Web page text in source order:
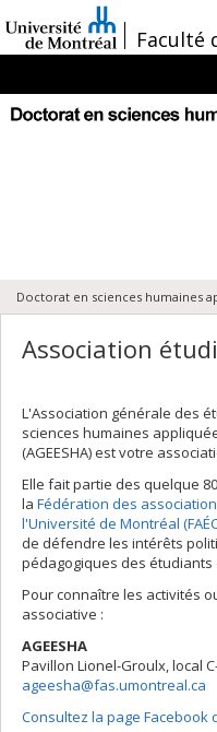
au
contenu
/Faculté
Navigation
principale
Doctorat en sciences humaines
Association
L'Association générale des
sciences humaines
(AGEESHA) est votre
Elle fait partie des quelque
la Fédération des
l'Université de Montréal
de défendre les intérêts
pédagogiques des
Pour connaître les activités
associative :
AGEESHA
Pavillon Lionel-Groulx, local
ageesha@fas.umontreal.ca
Consultez la page Facebook